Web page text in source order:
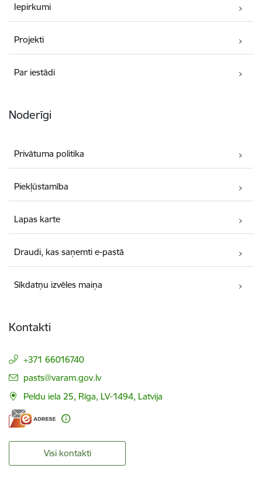
Iepirkumi
Projekti
Par iestādi
Noderīgi
Privātuma politika
Piekļūstamība
Lapas karte
Draudi, kas saņemti e-pastā
Sīkdatņu izvēles maiņa
Kontakti
+371 66016740
E-pasts:
pasts@varam.gov.lv
Peldu iela 25, Rīga, LV-1494, Latvija
Visi kontakti